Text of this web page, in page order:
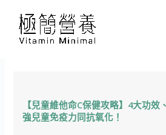
【兒童維他命C保健攻略】4大功
強兒童免疫力同抗氧化！